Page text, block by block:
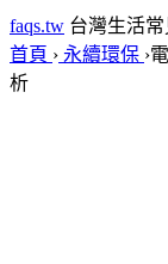
faqs.tw 台灣生活
首頁 › 永續環保 ›
析